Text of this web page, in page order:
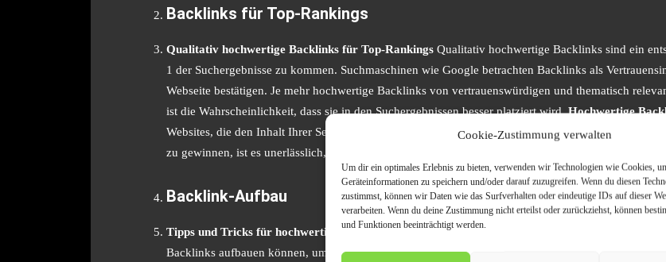
Cookie-Zustimmung verwalten
Um dir ein optimales Erlebnis zu bieten, verwenden wir Technologien wie Cookies,
Geräteinformationen zu speichern und/oder darauf zuzugreifen. Wenn du diesen
zustimmst, können wir Daten wie das Surfverhalten oder eindeutige IDs auf dieser
verarbeiten. Wenn du deine Zustimmung nicht erteilst oder zurückziehst, können
und Funktionen beeinträchtigt werden.
Backlinks für Top-Rankings
Qualitativ hochwertige Backlinks für Top-Rankings Qualitativ hochwertige Backlinks sind ein
1 der Suchergebnisse zu kommen. Suchmaschinen wie Google betrachten Backlinks als
Webseite bestätigen. Je mehr hochwertige Backlinks von vertrauenswürdigen und thematisch
ist die Wahrscheinlichkeit, dass sie in den Suchergebnissen besser platziert wird.Hochwertige
Websites, die den Inhalt Ihrer Seite wertschätzen und ihn als hilfreich oder informativ für ihre
zu gewinnen, ist es unerlässlich, hochwertige Inhalte zu erstellen, die für Ihre Zielgruppe relevant
Backlink-Aufbau
Tipps und Tricks für hochwertigen Backlink-AufbauIn diesem umfassenden Leitfaden finden
Backlinks aufbauen können, um das Suchmaschinenranking Ihrer Webseite zu verbessern. Unsere